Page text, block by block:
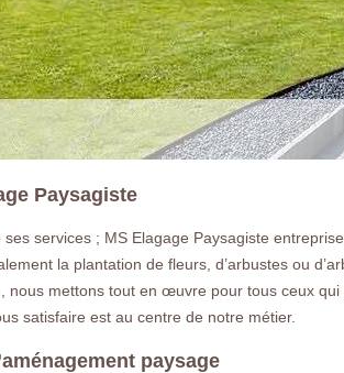
Paysagiste
services ; MS Elagage Paysagiste
la plantation de fleurs, d’arbustes ou
mettons tout en œuvre pour tous ceux
satisfaire est au centre de notre métier.
paysage